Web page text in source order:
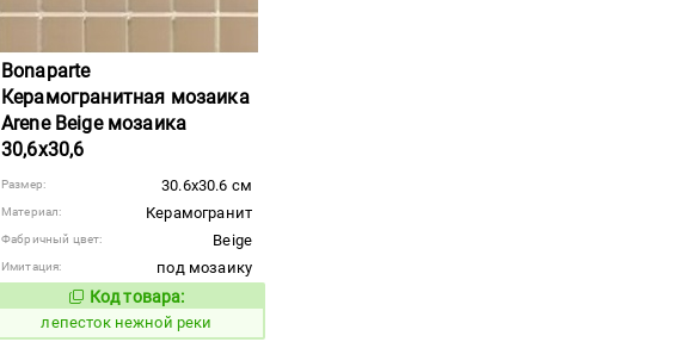
Bonaparte
Керамогранитная мозаика
Arene Beige мозаика
30,6x30,6
Размер: 30.6x30.6 см
Материал: Керамогранит
Фабричный цвет: Beige
Имитация:
под мозаику
Код товара:
867454Код товара:
лепесток нежной реки